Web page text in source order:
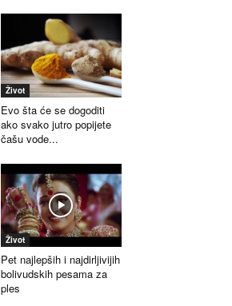
Život
Evo šta će se dogoditi
ako svako jutro popijete
čašu vode...
Život
Pet najlepših i najdirljivijih
bolivudskih pesama za
ples